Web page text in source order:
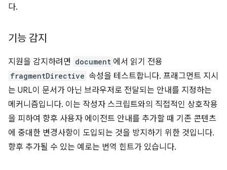
다.
기능 감지
지원을 감지하려면 document 에서 읽기 전용
fragmentDirective 속성을 테스트합니다. 프래그먼트 지시
는 URL이 문서가 아닌 브라우저로 전달되는 안내를 지정하는
메커니즘입니다. 이는 작성자 스크립트와의 직접적인 상호작용
을 피하여 향후 사용자 에이전트 안내를 추가할 때 기존 콘텐츠
에 중대한 변경사항이 도입되는 것을 방지하기 위한 것입니다.
향후 추가될 수 있는 예로는 번역 힌트가 있습니다.